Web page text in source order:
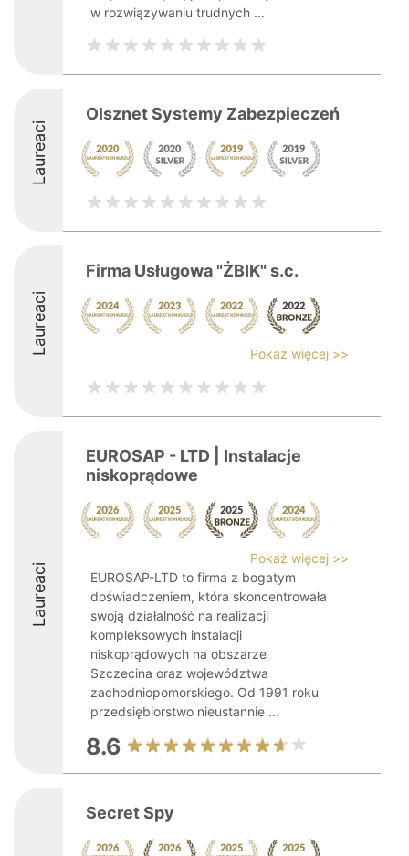
w rozwiązywaniu trudnych ...
Laureaci
Olsznet Systemy Zabezpieczeń
Laureaci
Firma Usługowa "ŻBIK" s.c.
Pokaż więcej >>
Laureaci
EUROSAP - LTD | Instalacje
niskoprądowe
Pokaż więcej >>
EUROSAP-LTD to firma z bogatym
doświadczeniem, która skoncentrowała
swoją działalność na realizacji
kompleksowych instalacji
niskoprądowych na obszarze
Szczecina oraz województwa
zachodniopomorskiego. Od 1991 roku
przedsiębiorstwo nieustannie ...
8.6
Secret Spy